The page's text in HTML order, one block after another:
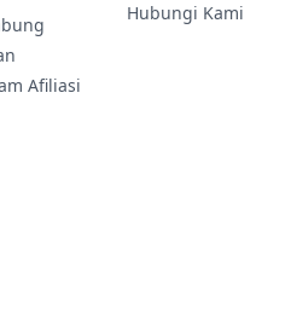
Afiliasi
Hubungi Kami